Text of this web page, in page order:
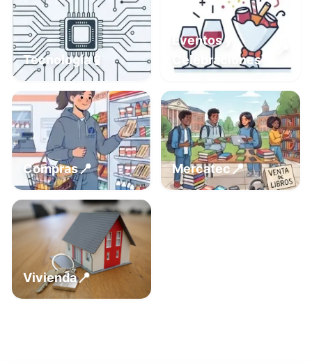
Tecnología📱
Eventos y
Celebraciones
Compras📍 Mercatec📍
Vivienda📍